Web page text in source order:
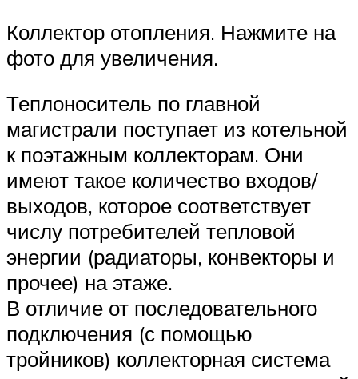
Коллектор отопления. Нажмите на
фото для увеличения.
Теплоноситель по главной
магистрали поступает из котельной
к поэтажным коллекторам. Они
имеют такое количество входов/
выходов, которое соответствует
числу потребителей тепловой
энергии (радиаторы, конвекторы и
прочее) на этаже.
В отличие от последовательного
подключения (с помощью
тройников) коллекторная система